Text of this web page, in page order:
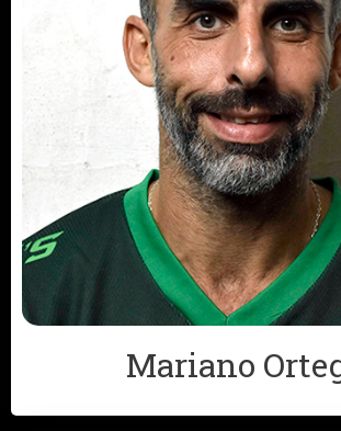
Mariano